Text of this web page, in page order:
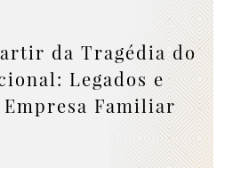
da Tragédia do
Legados e
Empresa Familiar